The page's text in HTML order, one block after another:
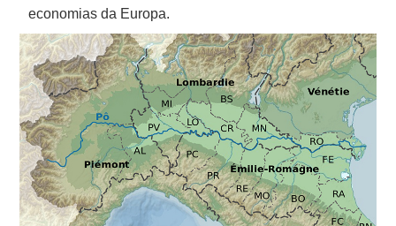
economias da Europa.